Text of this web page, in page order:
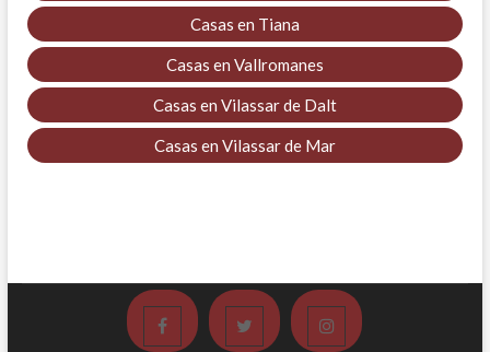
Casas en Tiana
Casas en Vallromanes
Casas en Vilassar de Dalt
Casas en Vilassar de Mar
Facebook Twitter Instagram